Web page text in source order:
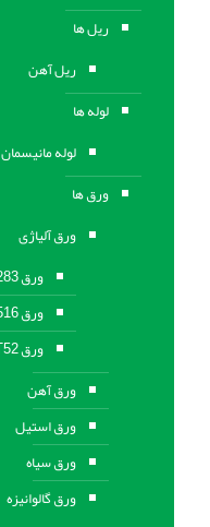
ریل ها
ریل آهن
لوله ها
لوله مانیسمان
ورق ها
ورق آلیاژی
ورق A283
ورق A516
ورق ST52
ورق آهن
ورق استیل
ورق سیاه
ورق گالوانیزه